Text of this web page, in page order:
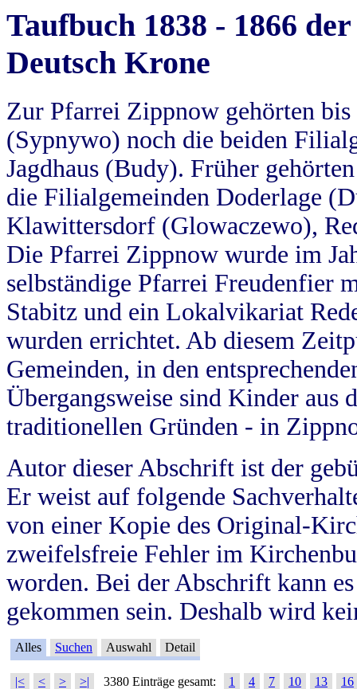
Taufbuch 1838 - 1866
Deutsch Krone
Zur Pfarrei Zippnow gehörten
(Sypnywo) noch die beiden
Jagdhaus (Budy). Früher
die Filialgemeinden Doderlage
Klawittersdorf (Glowaczewo),
Die Pfarrei Zippnow wurde im
selbständige Pfarrei Freudenfier
Stabitz und ein Lokalvikariat
wurden errichtet. Ab diesem
Gemeinden, in den
Übergangsweise sind Kinder aus
traditionellen Gründen - in
Autor dieser Abschrift ist der
Er weist auf folgende
von einer Kopie des Original-
zweifelsfreie Fehler im
worden. Bei der Abschrift kann
gekommen sein. Deshalb wird
Alles Suchen Auswahl Detail
|< < > >| 3380 Einträge gesamt: 1 4 7 10 13
16